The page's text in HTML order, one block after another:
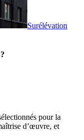
Surélévation
pour la
d’œuvre, et